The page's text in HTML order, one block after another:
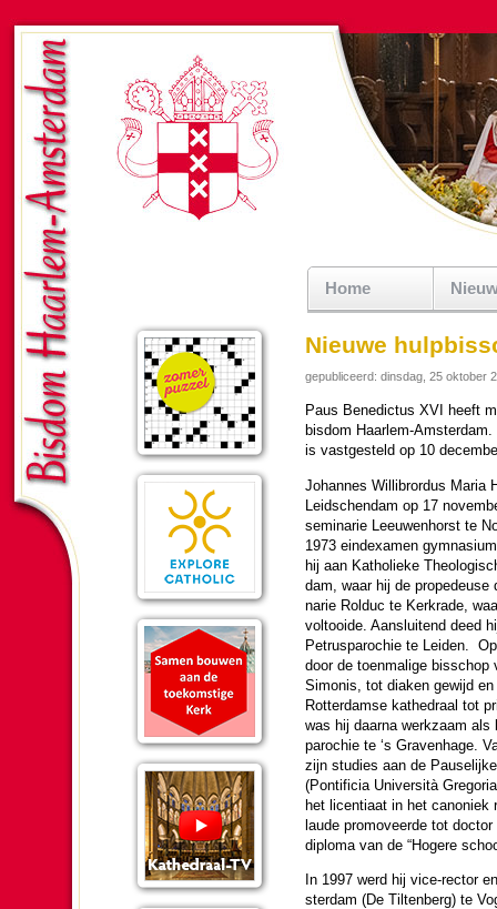
Home
Nieuwe
gepubliceerd: dinsdag, 25 oktober
Paus Bene­dic­tus XVI heeft
bisdom Haar­lem-
is vast­ge­steld op 10
Johannes Wil­li­brordus Maria
Leidschen­dam op 17
semi­na­rie Leeuwenhorst te
1973 eind­exa­men
hij aan Katho­lieke
dam, waar hij de
na­rie Rolduc te Kerkrade,
voltooide. Aan­slui­tend deed
Petrus­paro­chie te Leiden.
door de toen­ma­lige bis­schop
Simonis, tot diaken gewijd
Rotter­damse ka­the­draal tot
was hij daarna werk­zaam
paro­chie te ‘s Gravenhage.
zijn studies aan de
(Pontificia Università
het licentiaat in het canoniek
laude pro­mo­veerde tot
diploma van de “Hogere
In 1997 werd hij vice-rector
ster­dam (De Tilten­berg) te